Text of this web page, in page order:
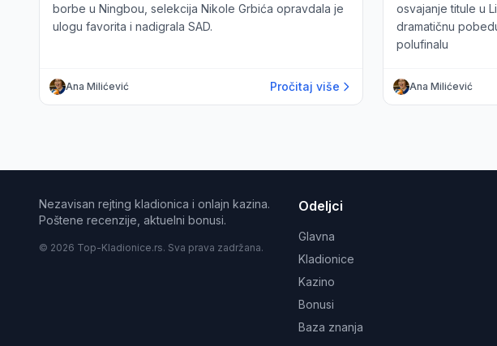
borbe u Ningbou, selekcija Nikole Grbića opravdala je
ulogu favorita i nadigrala SAD.
Ana Milićević Pročitaj više
osvajanje titule u
dramatičnu
polufinalu
Ana Milićević
Nezavisan rejting kladionica i onlajn kazina.
Poštene recenzije, aktuelni bonusi.
© 2026 Top-Kladionice.rs. Sva prava zadržana.
Odeljci
Glavna
Kladionice
Kazino
Bonusi
Baza znanja